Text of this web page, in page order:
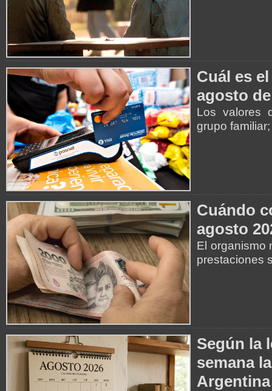
Cuál es
agosto
Los valores
grupo
Cuándo
agosto
El organismo
prestaciones
Según la
semana
Argentina